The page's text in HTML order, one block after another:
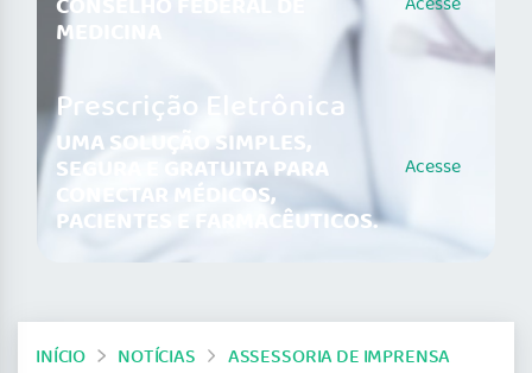
MEDICINA
Prescrição Eletrônica
UMA SOLUÇÃO SIMPLES,
SEGURA E GRATUITA PARA
CONECTAR MÉDICOS,
PACIENTES E FARMACÊUTICOS.
Acesse
INÍCIO NOTÍCIAS
ASSESSORIA DE IMPRENSA